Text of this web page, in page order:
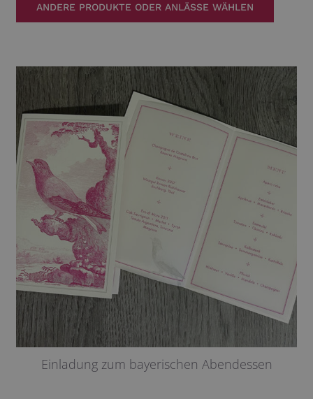
ANDERE PRODUKTE ODER ANLÄSSE WÄHLEN
Einladung zum bayerischen Abendessen